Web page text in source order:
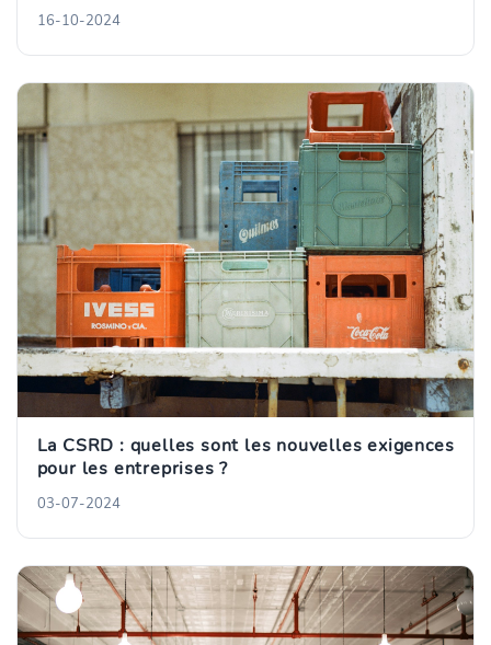
16-10-2024
La CSRD : quelles sont les nouvelles exigences
pour les entreprises ?
03-07-2024